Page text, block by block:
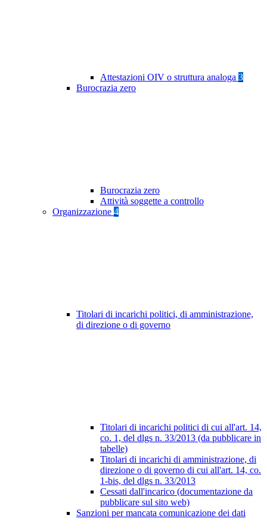
Attestazioni OIV o struttura analoga 3
Burocrazia zero
Burocrazia zero
Attività soggette a controllo
Organizzazione 4
Titolari di incarichi politici, di amministrazione,
di direzione o di governo
Titolari di incarichi politici di cui all'art. 14,
co. 1, del dlgs n. 33/2013 (da pubblicare in
tabelle)
Titolari di incarichi di amministrazione, di
direzione o di governo di cui all'art. 14, co.
1-bis, del dlgs n. 33/2013
Cessati dall'incarico (documentazione da
pubblicare sul sito web)
Sanzioni per mancata comunicazione dei dati